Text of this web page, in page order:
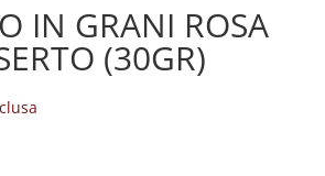
IN GRANI ROSA
(30GR)